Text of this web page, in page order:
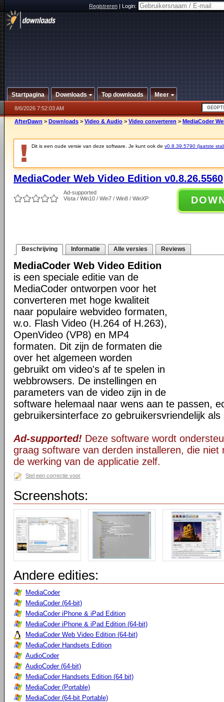
Registreren|Login:
Startpagina Downloads Top downloads Meer
8/6/2026 7:52:03 AM
AfterDawn > Downloads > Video & Audio > Video converteren > MediaCoder
Dit is een oude versie van deze software. Je kunt ook de v0.8.39.5790 (laatste
MediaCoder Web Video Edition v0.8.26.5560
Ad-supported
Vista / Win10 / Win7 / Win8 / WinXP
Beschrijving Informatie Alle versies Reviews
MediaCoder Web Video Edition
is een speciale editie van de
MediaCoder ontworpen voor het
converteren met hoge kwaliteit
naar populaire webvideo formaten,
w.o. Flash Video (H.264 of H.263),
OpenVideo (VP8) en MP4
formaten. Dit zijn de formaten die
over het algemeen worden
gebruikt om video's af te spelen in
webbrowsers. De instellingen en
parameters van de video zijn in de
software helemaal naar wens aan te passen,
gebruikersinterface zo gebruikersvriendelijk
Ad-supported! Deze software wordt
graag software van derden installeren, die niet
de werking van de applicatie zelf.
Stel een correctie voor
Screenshots:
Andere edities:
MediaCoder
MediaCoder (64-bit)
MediaCoder iPhone & iPad Edition
MediaCoder iPhone & iPad Edition (64-bit)
MediaCoder Web Video Edition (64-bit)
MediaCoder Handsets Edition
AudioCoder
AudioCoder (64-bit)
MediaCoder Handsets Edition (64 bit)
MediaCoder (Portable)
MediaCoder (64-bit Portable)